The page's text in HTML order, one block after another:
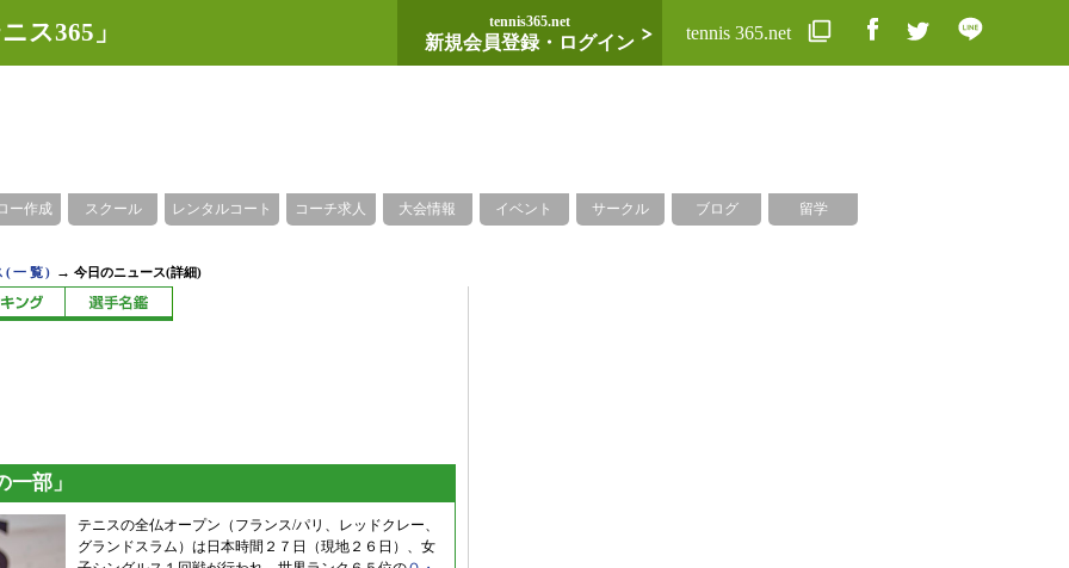
ス365」 tennis365.net
新規会員登録・ログイン tennis 365.net
ー作成 スクール レンタルコート コーチ求人 大会情報 イベント サークル ブログ 留学
(一覧) →今日のニュース(詳細)
部」
テニスの全仏オープン（フランス/パリ、レッドクレー、
グランドスラム）は日本時間２７日（現地２６日）、女